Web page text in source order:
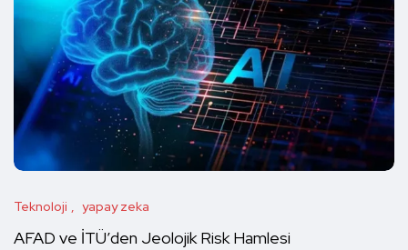
Teknoloji yapay zeka
AFAD ve İTÜ’den Jeolojik Risk Hamlesi